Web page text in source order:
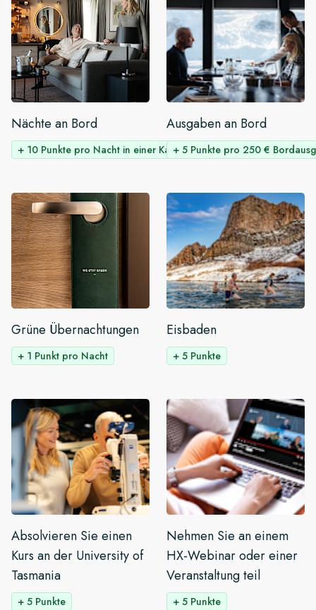
Nächte an Bord
+ 10 Punkte pro Nacht in einer Kabine
Ausgaben an Bord
+ 5 Punkte pro 250 €
Grüne Übernachtungen
+ 1 Punkt pro Nacht
Eisbaden
+ 5 Punkte
Absolvieren Sie einen
Kurs an der University of
Tasmania
+ 5 Punkte
Nehmen Sie an einem
HX-Webinar oder einer
Veranstaltung teil
+ 5 Punkte